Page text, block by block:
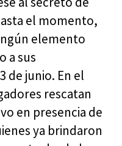
el momento,
elemento
a sus
de junio. En el
rescatan
en presencia de
ya brindaron